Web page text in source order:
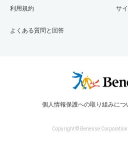
利用規約
よくある質問と回答
サ
個人情報保護への取り組みにつ
Copyright © Benesse